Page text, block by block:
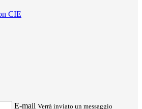
CIE
E-mail Verrà inviato un messaggio